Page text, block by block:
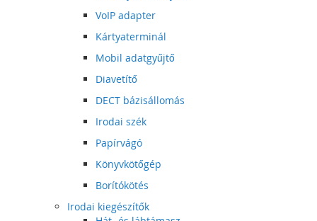
VoIP adapter
Kártyaterminál
Mobil adatgyűjtő
Diavetítő
DECT bázisállomás
Irodai szék
Papírvágó
Könyvkötőgép
Borítókötés
Irodai kiegészítők